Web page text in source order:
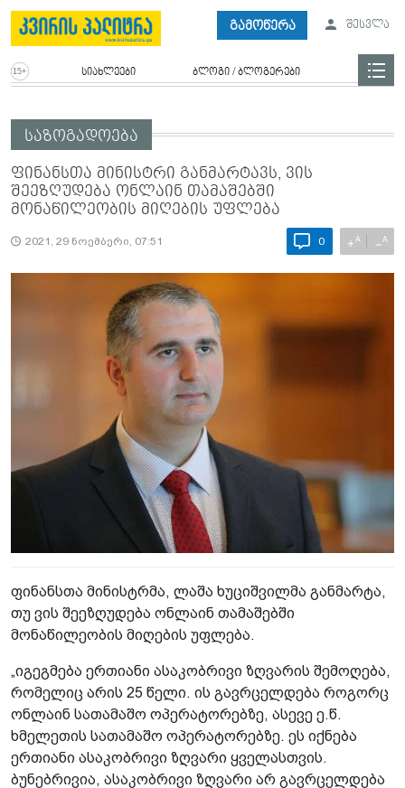
გამოწერა შესვლა
სიახლეები ბლოგი / ბლოგერები
საზოგადოება
ფინანსთა მინისტრი განმარტავს, ვის
შეეზღუდება ონლაინ თამაშებში
მონაწილეობის მიღების უფლება
2021, 29 ნოემბერი, 07:51 0 +A −A
ფინანსთა მინისტრმა, ლაშა ხუციშვილმა განმარტა,
თუ ვის შეეზღუდება ონლაინ თამაშებში
მონაწილეობის მიღების უფლება.
„იგეგმება ერთიანი ასაკობრივი ზღვარის შემოღება,
რომელიც არის 25 წელი. ის გავრცელდება როგორც
ონლაინ სათამაშო ოპერატორებზე, ასევე ე.წ.
ხმელეთის სათამაშო ოპერატორებზე. ეს იქნება
ერთიანი ასაკობრივი ზღვარი ყველასთვის.
ბუნებრივია, ასაკობრივი ზღვარი არ გავრცელდება